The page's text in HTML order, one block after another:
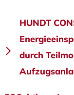
HUNDT
durch